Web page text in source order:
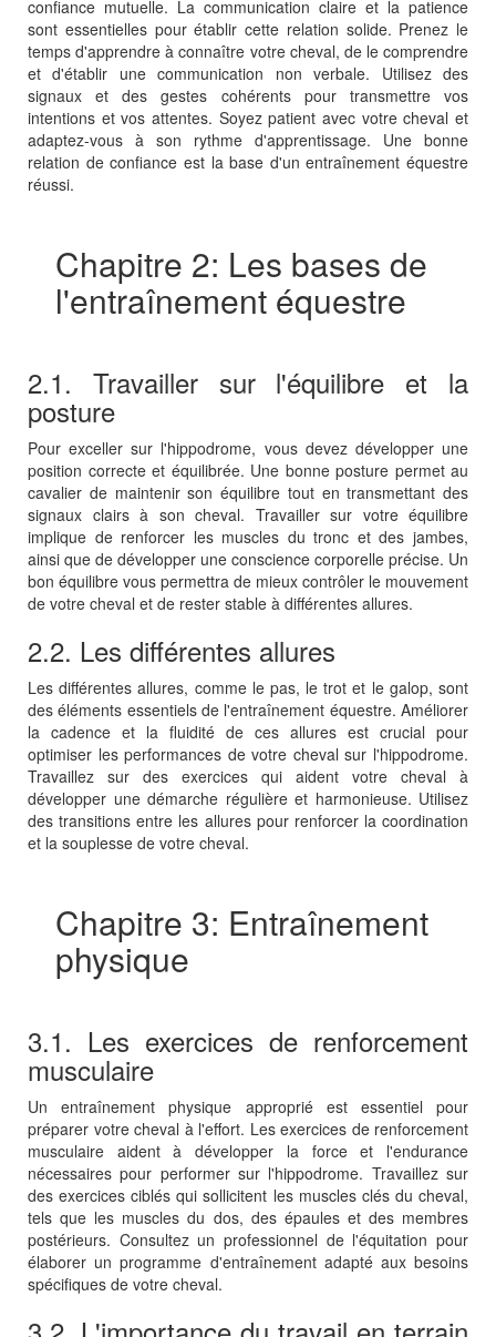
confiance mutuelle. La communication claire et la patience
sont essentielles pour établir cette relation solide. Prenez le
temps d'apprendre à connaître votre cheval, de le comprendre
et d'établir une communication non verbale. Utilisez des
signaux et des gestes cohérents pour transmettre vos
intentions et vos attentes. Soyez patient avec votre cheval et
adaptez-vous à son rythme d'apprentissage. Une bonne
relation de confiance est la base d'un entraînement équestre
réussi.
Chapitre 2: Les bases de
l'entraînement équestre
2.1. Travailler sur l'équilibre et la
posture
Pour exceller sur l'hippodrome, vous devez développer une
position correcte et équilibrée. Une bonne posture permet au
cavalier de maintenir son équilibre tout en transmettant des
signaux clairs à son cheval. Travailler sur votre équilibre
implique de renforcer les muscles du tronc et des jambes,
ainsi que de développer une conscience corporelle précise. Un
bon équilibre vous permettra de mieux contrôler le mouvement
de votre cheval et de rester stable à différentes allures.
2.2. Les différentes allures
Les différentes allures, comme le pas, le trot et le galop, sont
des éléments essentiels de l'entraînement équestre. Améliorer
la cadence et la fluidité de ces allures est crucial pour
optimiser les performances de votre cheval sur l'hippodrome.
Travaillez sur des exercices qui aident votre cheval à
développer une démarche régulière et harmonieuse. Utilisez
des transitions entre les allures pour renforcer la coordination
et la souplesse de votre cheval.
Chapitre 3: Entraînement
physique
3.1. Les exercices de renforcement
musculaire
Un entraînement physique approprié est essentiel pour
préparer votre cheval à l'effort. Les exercices de renforcement
musculaire aident à développer la force et l'endurance
nécessaires pour performer sur l'hippodrome. Travaillez sur
des exercices ciblés qui sollicitent les muscles clés du cheval,
tels que les muscles du dos, des épaules et des membres
postérieurs. Consultez un professionnel de l'équitation pour
élaborer un programme d'entraînement adapté aux besoins
spécifiques de votre cheval.